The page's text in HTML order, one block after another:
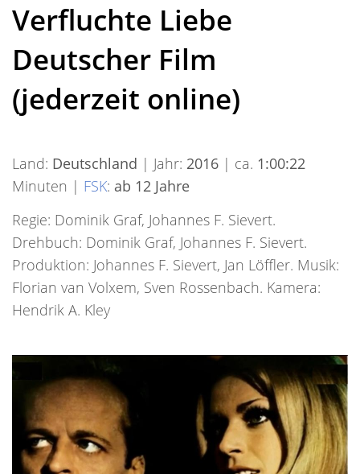
Verfluchte Liebe
Deutscher Film
(jederzeit online)
Land: Deutschland | Jahr: 2016 | ca. 1:00:22
Minuten | FSK: ab 12 Jahre
Regie: Dominik Graf, Johannes F. Sievert.
Drehbuch: Dominik Graf, Johannes F. Sievert.
Produktion: Johannes F. Sievert, Jan Löffler. Musik:
Florian van Volxem, Sven Rossenbach. Kamera:
Hendrik A. Kley